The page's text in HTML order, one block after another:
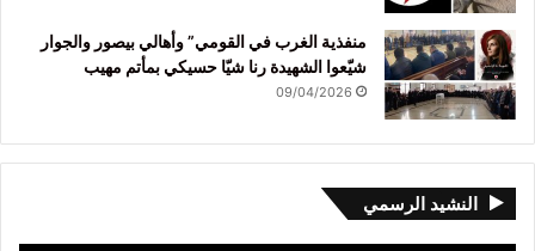
منفذية الغرب في القومي” وأهالي بيصور والجوار
شيّعوا الشهيدة رنا شيّا حسيكي بمأتم مهيب
09/04/2026
النشيد الرسمي